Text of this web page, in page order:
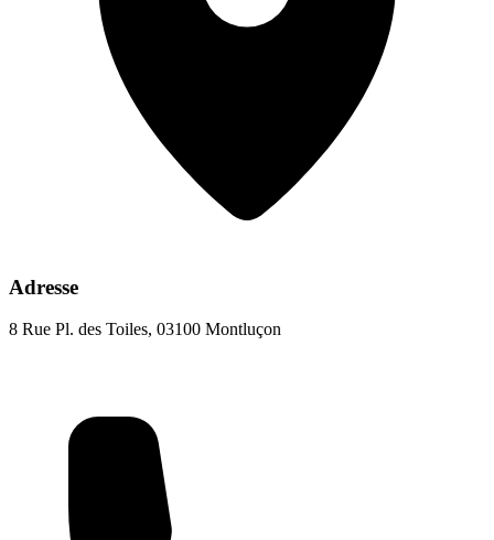
Adresse
8 Rue Pl. des Toiles, 03100 Montluçon